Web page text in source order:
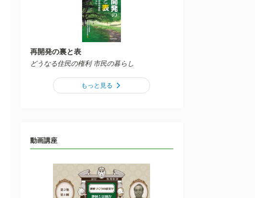
再開発の裏と表
どうなる住民の権利 市民の暮らし
もっと見る
動画講座